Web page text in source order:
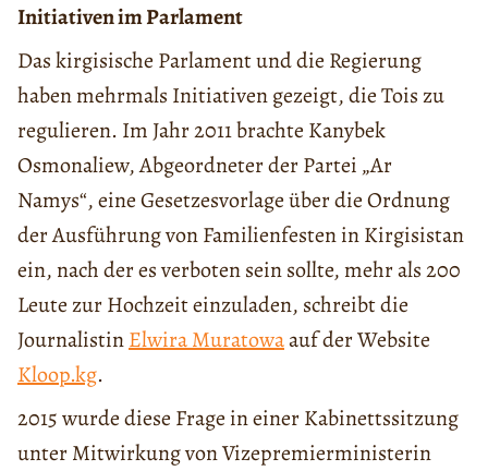
Initiativen im Parlament
Das kirgisische Parlament und die Regierung
haben mehrmals Initiativen gezeigt, die Tois zu
regulieren. Im Jahr 2011 brachte Kanybek
Osmonaliew, Abgeordneter der Partei „Ar
Namys“, eine Gesetzesvorlage über die Ordnung
der Ausführung von Familienfesten in Kirgisistan
ein, nach der es verboten sein sollte, mehr als 200
Leute zur Hochzeit einzuladen, schreibt die
JournalistinElwira Muratowaauf der Website
Kloop.kg.
2015 wurde diese Frage in einer Kabinettssitzung
unter Mitwirkung von Vizepremierministerin